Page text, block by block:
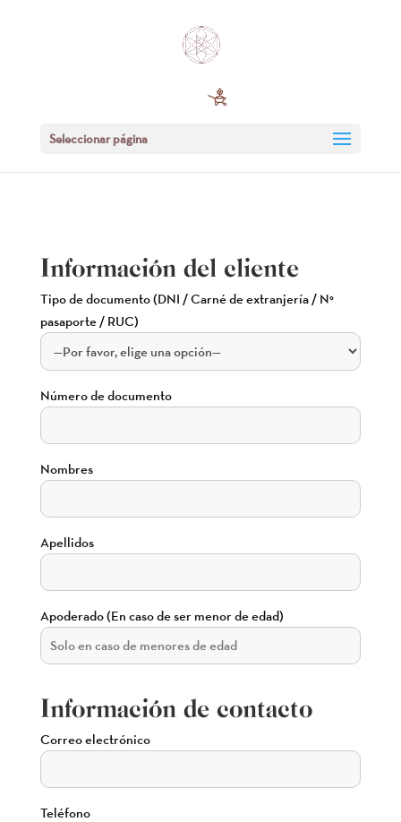
Seleccionar página
Información del cliente
Tipo de documento (DNI / Carné de extranjería / N°
pasaporte / RUC)
Número de documento
Nombres
Apellidos
Apoderado (En caso de ser menor de edad)
Información de contacto
Correo electrónico
Teléfono